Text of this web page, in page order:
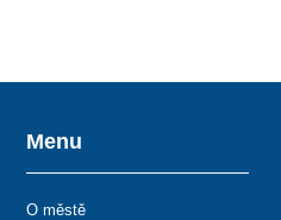
Menu
O městě